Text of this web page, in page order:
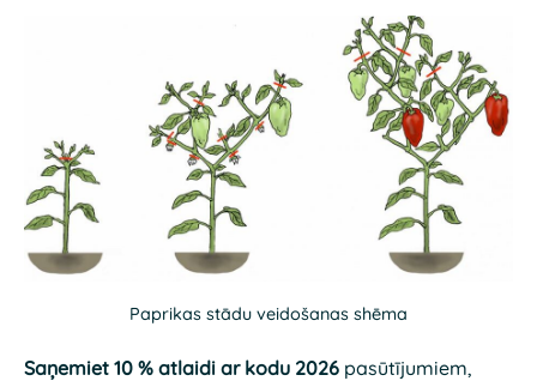
Saņemiet 10 % atlaidi ar kodu 2026 pasūtījumiem,
Paprikas stādu veidošanas shēma